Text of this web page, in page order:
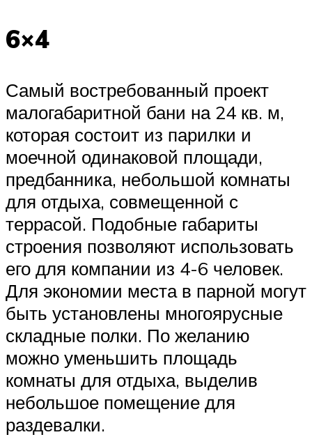
6×4
Самый востребованный проект
малогабаритной бани на 24 кв. м,
которая состоит из парилки и
моечной одинаковой площади,
предбанника, небольшой комнаты
для отдыха, совмещенной с
террасой. Подобные габариты
строения позволяют использовать
его для компании из 4-6 человек.
Для экономии места в парной могут
быть установлены многоярусные
складные полки. По желанию
можно уменьшить площадь
комнаты для отдыха, выделив
небольшое помещение для
раздевалки.